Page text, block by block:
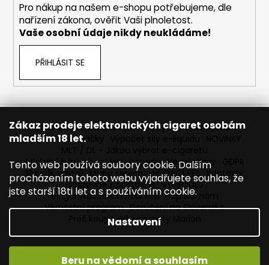
Zákaz prodeje elektronických cigaret osobám
mladším 18 let.
Tento web používá soubory cookie. Dalším
procházením tohoto webu vyjadřujete souhlas, že
jste starší 18ti let a s používáním cookie.
Nastavení
Beru na vědomí a souhlasím
u
m
ELF
BAR
ELFLIQ
-
SALT
LIQUID
-
BLUEBERRY
-
-
185
Kč
Pro nákup na našem e-shopu potřebujeme, dle
nařízení zákona, ověřit Vaši plnoletost.
Vaše osobní údaje nikdy neukládáme!
PŘIHLÁSIT SE
Reklamace Obchodní podmínky Sledování zásilek
Prodávané značky
Míchání bází a boosteru Imperia Newslettery
Slovník pojmů Mapa serveru HLÍDACÍ PES Kontakty
Dopravné / poštovné VÝPRODEJ
ecigareta Marion Heureka Napište nám
Věrnostní program Doručení na Slovensko
Proč koupit od ecigarety Marion
Vytvořil Shoptet